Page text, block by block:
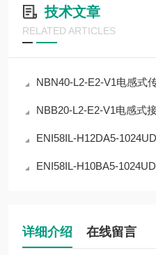
技术文章
RELATED ARTICLES
NBN40-L2-E2-V1电感式
NBB20-L2-E2-V1电感式
ENI58IL-H12DA5-1024UD1-
ENI58IL-H10BA5-
详细介绍 在线留言